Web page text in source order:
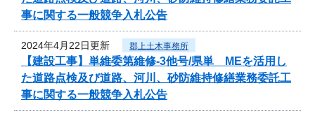
事に関する一般競争入札公告
2024年4月22日更新 郡上土木事務所
【建設工事】単維委第維修‐3他号/県単 MEを活用し
た道路点検及び道路、河川、砂防維持修繕業務委託工
事に関する一般競争入札公告